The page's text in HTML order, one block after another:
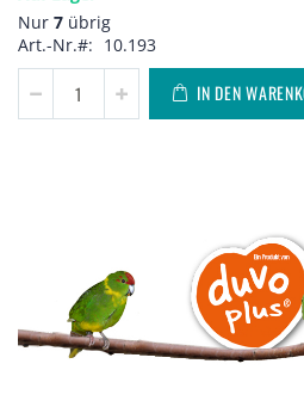
Nur 7 übrig
Art.-Nr.
10.193
IN DEN